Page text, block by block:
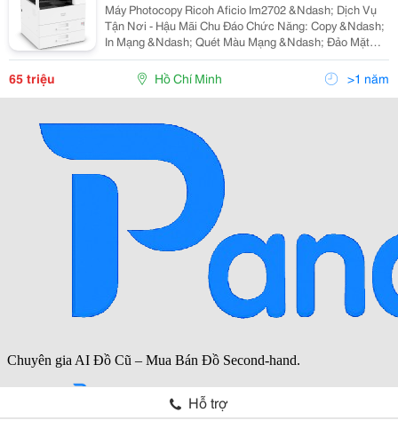
Máy Photocopy Ricoh Aficio Im2702 &Ndash; Dịch Vụ
Tận Nơi - Hậu Mãi Chu Đáo Chức Năng: Copy &Ndash;
In Mạng &Ndash; Quét Màu Mạng &Ndash; Đảo Mặt
Bản Chụp &Ndash; Nạp Đảo Bản Gốc Tự Động
&Ndash; Màn Điều Khiển Thông Minh Sop Tốc Độ
Copy/In: 27 Tra
65 triệu Hồ Chí Minh >1 năm
Hỗ trợ